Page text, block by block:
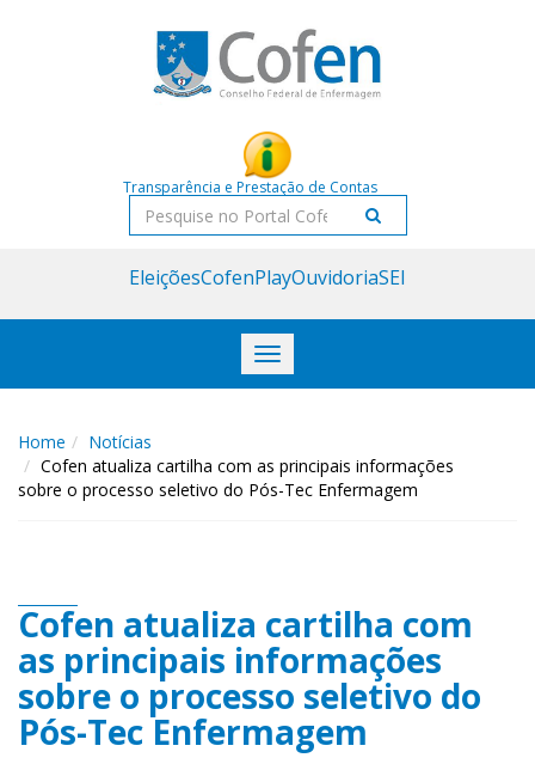
Transparência e Prestação de Contas
Pesquisar
EleiçõesCofenPlayOuvidoriaSEI
Toggle
navigation
Home
Notícias
Cofen atualiza cartilha com as principais informações
sobre o processo seletivo do Pós-Tec Enfermagem
Cofen atualiza cartilha com
as principais informações
sobre o processo seletivo do
Pós-Tec Enfermagem